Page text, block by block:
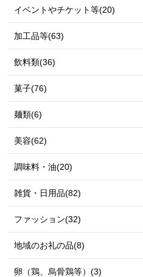
イベントやチケット等(20)
加工品等(63)
飲料類(36)
菓子(76)
麺類(6)
美容(62)
調味料・油(20)
雑貨・日用品(82)
ファッション(32)
地域のお礼の品(8)
卵（鶏、烏骨鶏等）(3)